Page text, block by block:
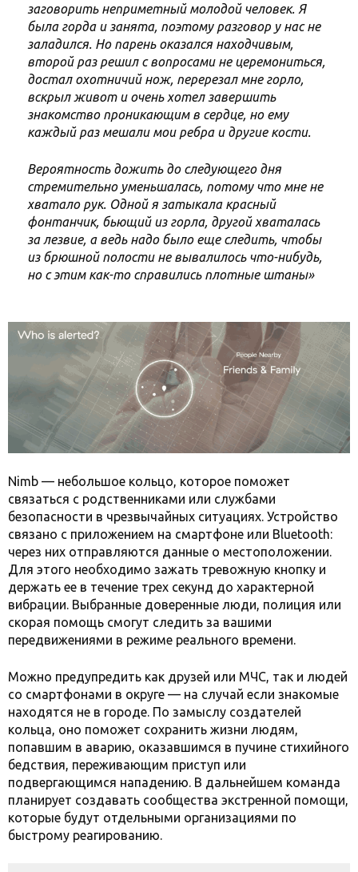
заговорить неприметный молодой человек. Я
была горда и занята, поэтому разговор у нас не
заладился. Но парень оказался находчивым,
второй раз решил с вопросами не церемониться,
достал охотничий нож, перерезал мне горло,
вскрыл живот и очень хотел завершить
знакомство проникающим в сердце, но ему
каждый раз мешали мои ребра и другие кости.
Вероятность дожить до следующего дня
стремительно уменьшалась, потому что мне не
хватало рук. Одной я затыкала красный
фонтанчик, бьющий из горла, другой хваталась
за лезвие, а ведь надо было еще следить, чтобы
из брюшной полости не вывалилось что-нибудь,
но с этим как-то справились плотные штаны»
Nimb — небольшое кольцо, которое поможет
связаться с родственниками или службами
безопасности в чрезвычайных ситуациях. Устройство
связано с приложением на смартфоне или Bluetooth:
через них отправляются данные о местоположении.
Для этого необходимо зажать тревожную кнопку и
держать ее в течение трех секунд до характерной
вибрации. Выбранные доверенные люди, полиция или
скорая помощь смогут следить за вашими
передвижениями в режиме реального времени.
Можно предупредить как друзей или МЧС, так и людей
со смартфонами в округе — на случай если знакомые
находятся не в городе. По замыслу создателей
кольца, оно поможет сохранить жизни людям,
попавшим в аварию, оказавшимся в пучине стихийного
бедствия, переживающим приступ или
подвергающимся нападению. В дальнейшем команда
планирует создавать сообщества экстренной помощи,
которые будут отдельными организациями по
быстрому реагированию.